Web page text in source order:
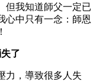
但我知道師父一定已
心中只有一念：師恩
了
力，導致很多人失